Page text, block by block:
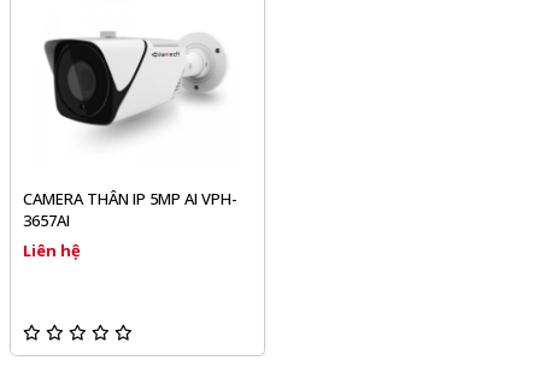
CAMERA THÂN IP 5MP AI VPH-
3657AI
Liên hệ